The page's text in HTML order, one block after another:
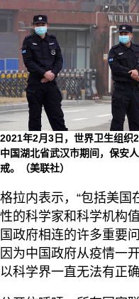
2021年2月3日，世界卫生组织
中国湖北省武汉市期间，保安
戒。（美联社）
格拉内表示，“包括美国
性的科学家和科学机构
国政府相连的许多重要
因为中国政府从疫情一
以科学界一直无法有正